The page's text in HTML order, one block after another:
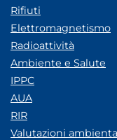
Rifiuti
Elettromagnetismo
Radioattività
Ambiente e Salute
IPPC
AUA
RIR
Valutazioni